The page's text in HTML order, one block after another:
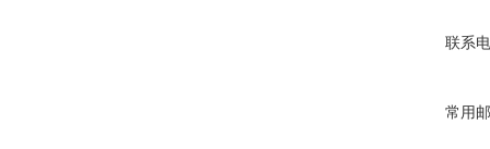
联系
常用